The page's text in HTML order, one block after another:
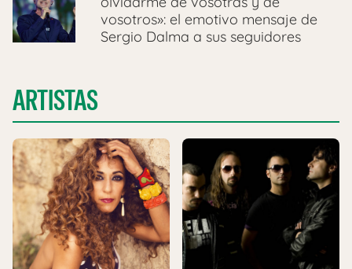
vosotros»: el emotivo mensaje de
Sergio Dalma a sus seguidores
ARTISTAS